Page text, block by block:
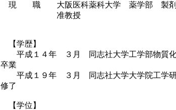
現 職 大阪医科薬科大学 薬学部 製剤
准教授
【学歴】
平成１４年 ３月 同志社大
卒業
平成１９年 ３月 同志社大学大学院工学
修了
【学位】